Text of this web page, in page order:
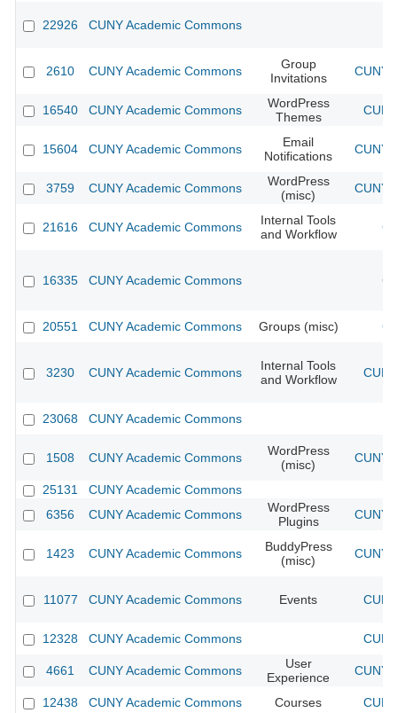
22926 CUNY Academic Commons
2610 CUNY Academic Commons
Group
Invitations
CUNY
16540 CUNY Academic Commons
WordPress
Themes
15604 CUNY Academic Commons
Email
Notifications
CUNY
3759 CUNY Academic Commons
WordPress
(misc)
CUNY
21616 CUNY Academic Commons
Internal Tools
and Workflow
16335 CUNY Academic Commons
20551 CUNY Academic Commons Groups (misc)
3230 CUNY Academic Commons
Internal Tools
and Workflow
23068 CUNY Academic Commons
1508 CUNY Academic Commons
WordPress
(misc)
CUNY
25131
CUNY Academic Commons
6356
CUNY Academic Commons
WordPress
Plugins
CUNY
1423 CUNY Academic Commons
BuddyPress
(misc)
CUNY
11077 CUNY Academic Commons Events
12328 CUNY Academic Commons
4661 CUNY Academic Commons
User
Experience
CUNY
12438 CUNY Academic Commons Courses